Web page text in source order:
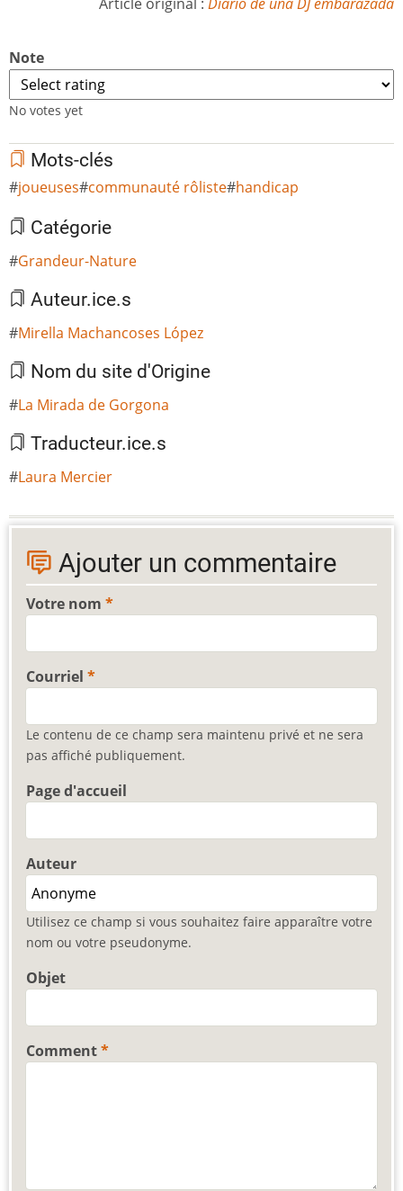
Note
No votes yet
Mots-clés
joueuses communauté rôliste handicap
Catégorie
Grandeur-Nature
Auteur.ice.s
Mirella Machancoses López
Nom du site d'Origine
La Mirada de Gorgona
Traducteur.ice.s
Laura Mercier
Ajouter un commentaire
Votre nom
Courriel
Le contenu de ce champ sera maintenu privé et ne sera
pas affiché publiquement.
Page d'accueil
Auteur
Utilisez ce champ si vous souhaitez faire apparaître votre
nom ou votre pseudonyme.
Objet
Comment